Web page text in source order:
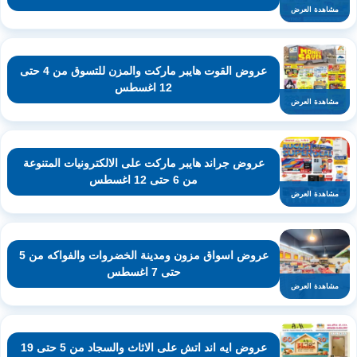
مشاهدة العرض
مشاهدة العرض
عروض القوت هايبر ماركت والمزن للتسوق من 4 حتى
12 اغسطس
مشاهدة العرض
عروض جراند هايبر ماركت على الالكترونيات المتنوعة
من 6 حتى 12 اغسطس
مشاهدة العرض
عروض اسواق مزون ومدينة الخضروات والفواكه من 5
حتى 7 اغسطس
عروض ايه اند اتش على الاثاث والسجاد من 5 حتى 19